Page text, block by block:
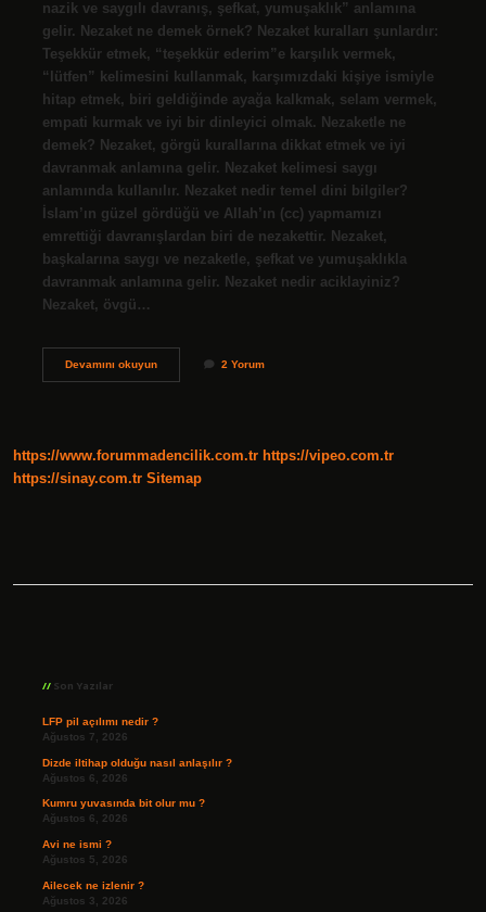
nazik ve saygılı davranış, şefkat, yumuşaklık” anlamına
gelir. Nezaket ne demek örnek? Nezaket kuralları şunlardır:
Teşekkür etmek, “teşekkür ederim”e karşılık vermek,
“lütfen” kelimesini kullanmak, karşımızdaki kişiye ismiyle
hitap etmek, biri geldiğinde ayağa kalkmak, selam vermek,
empati kurmak ve iyi bir dinleyici olmak. Nezaketle ne
demek? Nezaket, görgü kurallarına dikkat etmek ve iyi
davranmak anlamına gelir. Nezaket kelimesi saygı
anlamında kullanılır. Nezaket nedir temel dini bilgiler?
İslam’ın güzel gördüğü ve Allah’ın (cc) yapmamızı
emrettiği davranışlardan biri de nezakettir. Nezaket,
başkalarına saygı ve nezaketle, şefkat ve yumuşaklıkla
davranmak anlamına gelir. Nezaket nedir aciklayiniz?
Nezaket, övgü…
Devamını okuyunNezaket
2 Yorum
https://www.forummadencilik.com.tr https://vipeo.com.tr
https://sinay.com.tr Sitemap
Son Yazılar
LFP pil açılımı nedir ?
Ağustos 7, 2026
Dizde iltihap olduğu nasıl anlaşılır ?
Ağustos 6, 2026
Kumru yuvasında bit olur mu ?
Ağustos 6, 2026
Avi ne ismi ?
Ağustos 5, 2026
Ailecek ne izlenir ?
Ağustos 3, 2026